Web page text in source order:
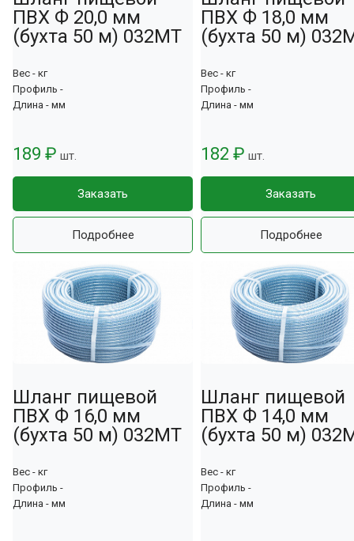
ПВХ Ф 20,0 мм
(бухта 50 м) 032МТ
Вес - кг
Профиль -
Длина - мм
189 ₽ шт.
Заказать
Подробнее
ПВХ Ф 18,0 мм
(бухта 50 м)
Вес - кг
Профиль -
Длина - мм
182 ₽ шт.
Заказать
Подробнее
Шланг пищевой
ПВХ Ф 16,0 мм
(бухта 50 м) 032МТ
Вес - кг
Профиль -
Длина - мм
Шланг пищевой
ПВХ Ф 14,0 мм
(бухта 50 м)
Вес - кг
Профиль -
Длина - мм